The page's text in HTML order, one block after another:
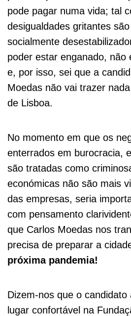
pode pagar numa vida; tal
desigualdades gritantes
socialmente
poder estar enganado, não
e, por isso, sei que a
Moedas não vai trazer
de Lisboa.
No momento em que os
enterrados em burocracia,
são tratadas como
económicas não são mais
das empresas, seria
com pensamento
que Carlos Moedas nos
precisa de preparar a
próxima pandemia!
Dizem-nos que o candidato
lugar confortável na